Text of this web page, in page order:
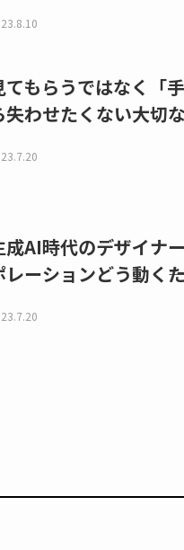
てもらうではなく「
失わせたくない大切
成AI時代のデザイナ
レーションどう動く